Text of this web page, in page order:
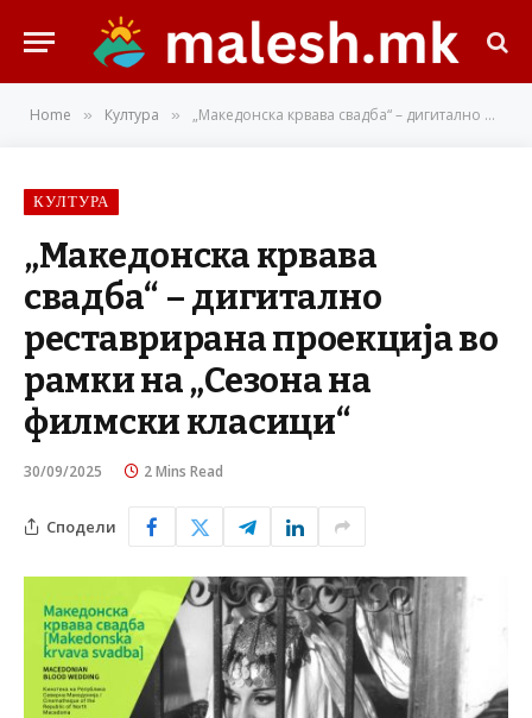
Home » Култура » „Македонска крвава свадба“ – дигитално реставрирана проекција во рамки на „Сезона на филмски класици“
КУЛТУРА
„Македонска крвава
свадба“ – дигитално
реставрирана проекција во
рамки на „Сезона на
филмски класици“
30/09/2025 2 Mins Read
Сподели